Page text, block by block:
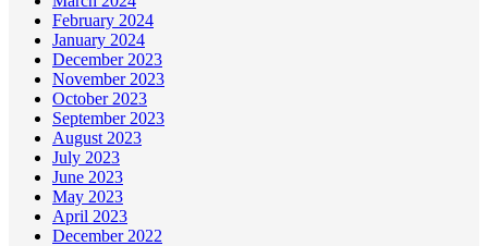
February 2024
January 2024
December 2023
November 2023
October 2023
September 2023
August 2023
July 2023
June 2023
May 2023
April 2023
December 2022